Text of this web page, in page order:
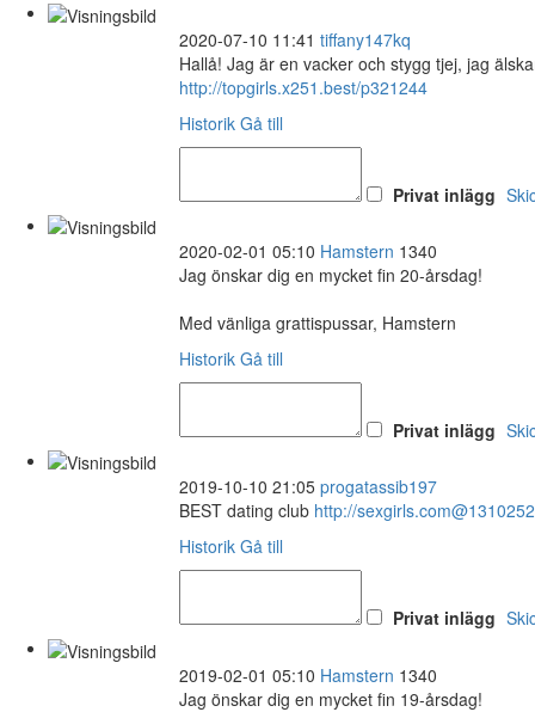
2020-07-10 11:41 tiffany147kq
Hallå! Jag är en vacker och stygg tjej, jag
http://topgirls.x251.best/p321244
Historik Gå till
Privat inlägg
2020-02-01 05:10 Hamstern 1340
Jag önskar dig en mycket fin 20-årsdag!
Med vänliga grattispussar, Hamstern
Historik Gå till
Privat inlägg
2019-10-10 21:05 progatassib197
BEST dating club http://
Historik Gå till
Privat inlägg
2019-02-01 05:10 Hamstern 1340
Jag önskar dig en mycket fin 19-årsdag!